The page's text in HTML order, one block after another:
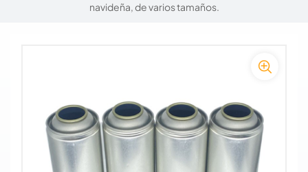
navideña, de varios tamaños.